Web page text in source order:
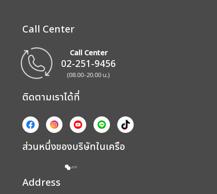
Call Center
Call Center
02-251-9456
(08.00-20.00 น.)
ติดตามเราได้ที่
ส่วนหนึ่งของบริษัทในเครือ
Address